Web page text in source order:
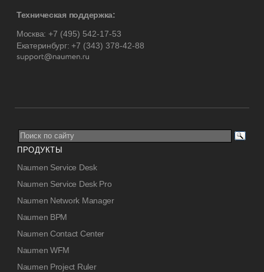
Техническая поддержка:
Москва: +7 (495) 542-17-53
Екатеринбург:+7 (343) 378-42-88
ПРОДУКТЫ
Naumen Service Desk
Naumen Service Desk Pro
Naumen Network Manager
Naumen BPM
Naumen Contact Center
Naumen WFM
Naumen Project Ruler